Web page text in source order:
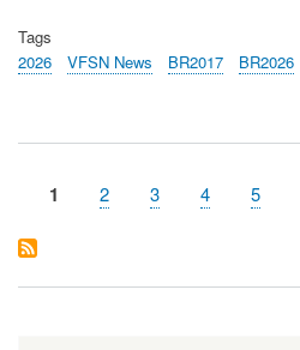
Tags
2026
VFSN News BR2017 BR2026
Seitennummerierung
Aktuelle
1 Page
2 Page
3 Page
4 Page
5